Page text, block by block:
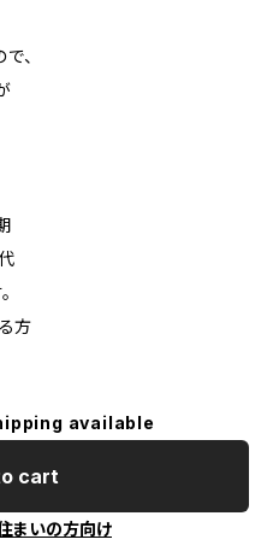
、
方
available
cart
まいの方向け